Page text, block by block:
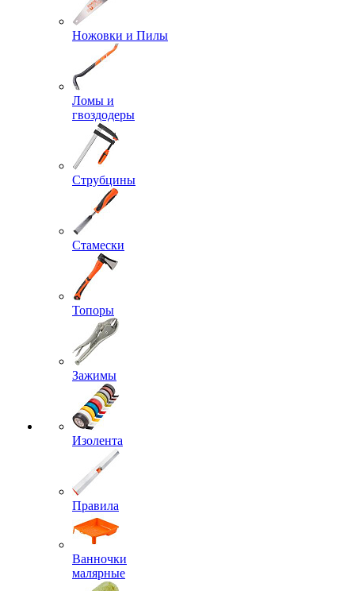
Ножовки и Пилы
Ломы и
гвоздодеры
Струбцины
Стамески
Топоры
Зажимы
Изолента
Правила
Ванночки
малярные